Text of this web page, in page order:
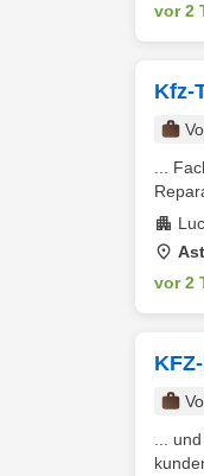
vor 2
Kfz-
...
vor 2
...